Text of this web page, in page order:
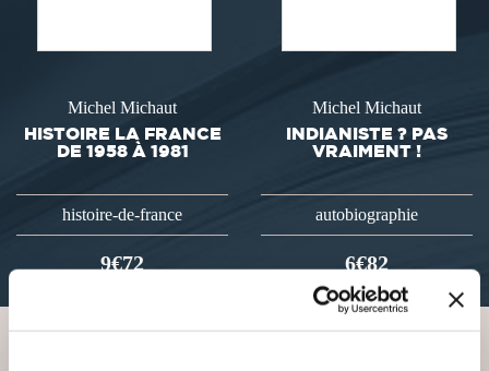
Michel Michaut
HISTOIRE LA FRANCE
DE 1958 À 1981
histoire-de-france
9€72
Michel Michaut
INDIANISTE ? PAS
VRAIMENT !
autobiographie
6€82